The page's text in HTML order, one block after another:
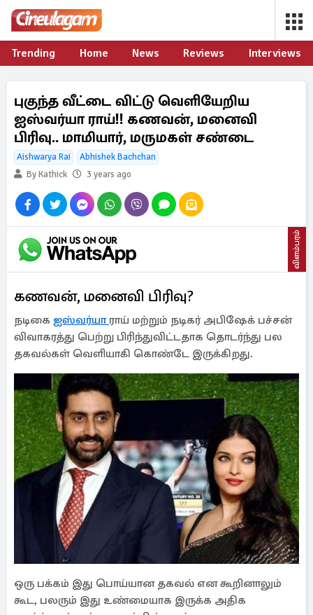
Trending Home News Reviews Interviews
புகுந்த வீட்டை விட்டு வெளியேறிய
ஐஸ்வர்யா ராய்!! கணவன், மனைவி
பிரிவு.. மாமியார், மருமகள் சண்டை
Aishwarya Rai
Abhishek Bachchan
By Kathick
3 years ago
விளம்பரம்
கணவன், மனைவி பிரிவு?
நடிகை ஐஸ்வர்யா ராய் மற்றும் நடிகர் அபிஷேக் பச்சன்
விவாகரத்து பெற்று பிரிந்துவிட்டதாக தொடர்ந்து பல
தகவல்கள் வெளியாகி கொண்டே இருக்கிறது.
ஒரு பக்கம் இது பொய்யான தகவல் என கூறினாலும்
கூட, பலரும் இது உண்மையாக இருக்க அதிக